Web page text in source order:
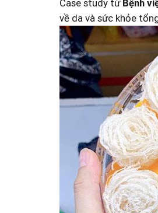
Case study từ Bệnh
về da ⁢và sức khỏe